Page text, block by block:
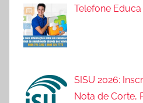
Telefone
SISU 2026:
Nota de Corte,